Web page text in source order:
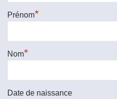
Prénom*
Nom*
Date de naissance